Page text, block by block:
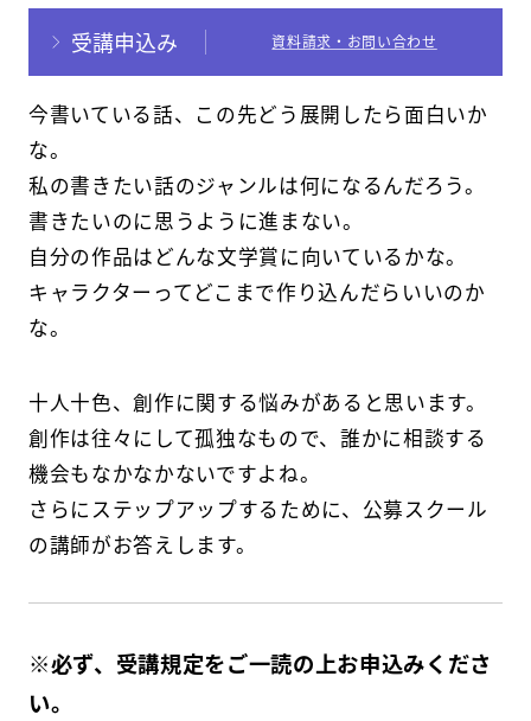
ニュース
オンライン課題提出
受講申込み 資料請求・お問い合わせ
今書いている話、この先どう展開したら面白いか
な。
私の書きたい話のジャンルは何になるんだろう。
書きたいのに思うように進まない。
自分の作品はどんな文学賞に向いているかな。
キャラクターってどこまで作り込んだらいいのか
な。
十人十色、創作に関する悩みがあると思います。
創作は往々にして孤独なもので、誰かに相談する
機会もなかなかないですよね。
さらにステップアップするために、公募スクール
の講師がお答えします。
※必ず、受講規定をご一読の上お申込みくださ
い。